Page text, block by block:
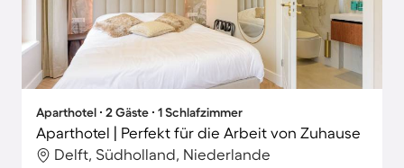
Aparthotel ∙ 2 Gäste ∙ 1 Schlafzimmer
Aparthotel | Perfekt für die Arbeit von Zuhause
Delft, Südholland, Niederlande